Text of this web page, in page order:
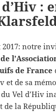
:
notre
de France
et de sa
Vel d’Hiv
la